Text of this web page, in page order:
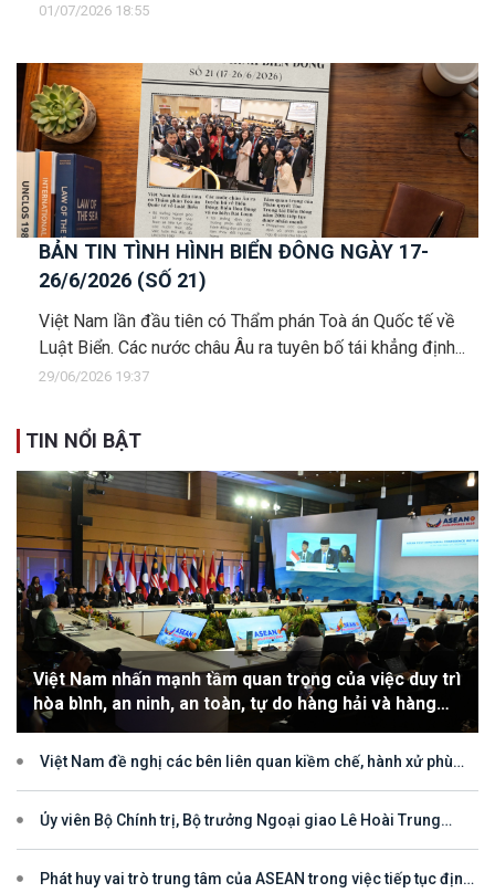
01/07/2026 18:55
BẢN TIN TÌNH HÌNH BIỂN ĐÔNG NGÀY 17-
26/6/2026 (SỐ 21)
Việt Nam lần đầu tiên có Thẩm phán Toà án Quốc tế về
Luật Biển. Các nước châu Âu ra tuyên bố tái khẳng định...
29/06/2026 19:37
TIN NỔI BẬT
Việt Nam nhấn mạnh tầm quan trọng của việc duy trì
hòa bình, an ninh, an toàn, tự do hàng hải và hàng
không
Việt Nam đề nghị các bên liên quan kiềm chế, hành xử phù
phán đối với vùng đặc quyền kinh tế và thềm lục địa của quốc gia
ven biển
Ủy viên Bộ Chính trị, Bộ trưởng Ngoại giao Lê Hoài Trung
Phát huy vai trò trung tâm của ASEAN trong việc tiếp tục định